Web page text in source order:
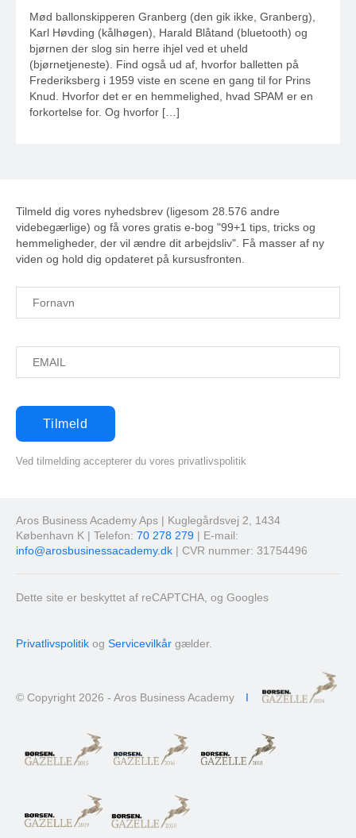
Mød ballonskipperen Granberg (den gik ikke, Granberg),
Karl Høvding (kålhøgen), Harald Blåtand (bluetooth) og
bjørnen der slog sin herre ihjel ved et uheld
(bjørnetjeneste). Find også ud af, hvorfor balletten på
Frederiksberg i 1959 viste en scene en gang til for Prins
Knud. Hvorfor det er en hemmelighed, hvad SPAM er en
forkortelse for. Og hvorfor […]
Tilmeld dig vores nyhedsbrev (ligesom 28.576 andre
videbegærlige) og få vores gratis e-bog "99+1 tips, tricks og
hemmeligheder, der vil ændre dit arbejdsliv". Få masser af ny
viden og hold dig opdateret på kursusfronten.
Ved tilmelding accepterer du vores privatlivspolitik
Aros Business Academy Aps | Kuglegårdsvej 2, 1434
København K | Telefon: 70 278 279 | E-mail:
info@arosbusinessacademy.dk | CVR nummer: 31754496
Dette site er beskyttet af reCAPTCHA, og Googles
Privatlivspolitik og Servicevilkår gælder.
© Copyright 2026 - Aros Business Academy I